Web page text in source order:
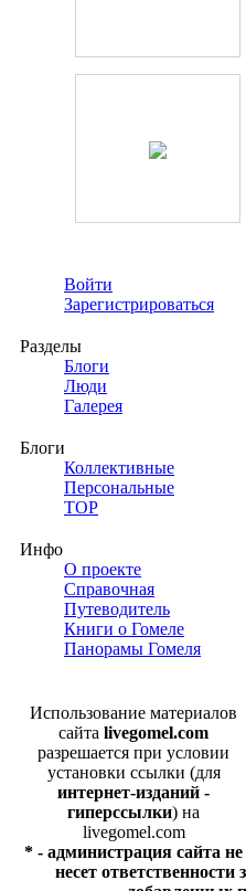
Войти
Зарегистрироваться
Разделы
Блоги
Люди
Галерея
Блоги
Коллективные
Персональные
TOP
Инфо
О проекте
Справочная
Путеводитель
Книги о Гомеле
Панорамы Гомеля
Использование материалов
сайта livegomel.com
разрешается при условии
установки ссылки (для
интернет-изданий -
гиперссылки) на
livegomel.com
* - администрация сайта не
несет